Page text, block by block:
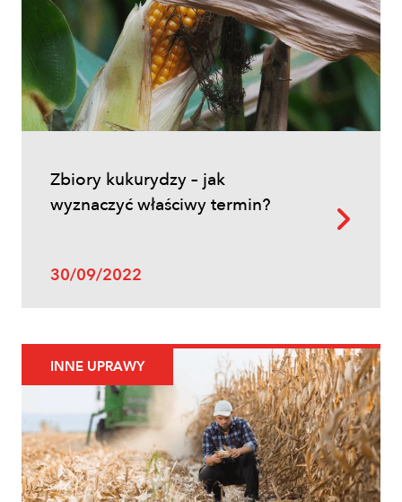
zabiegów, terminy i skuteczna strategia
ochrony
Uprawy polowe
herbicydy wybrać?
Zbiory kukurydzy – jak
wyznaczyć właściwy termin?
30/09/2022
INNE UPRAWY